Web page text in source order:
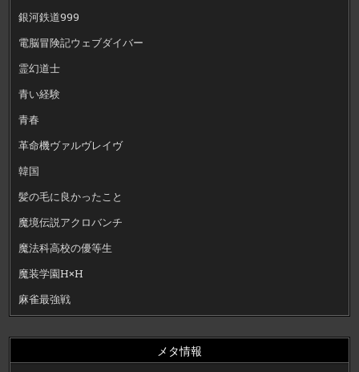
銀河鉄道999
電脳冒険記ウェブダイバー
霊幻道士
青い経験
青春
革命機ヴァルヴレイヴ
韓国
髪の毛に良かったこと
魔境伝説アクロバンチ
魔法科高校の優等生
魔装学園H×H
麻雀最強戦
メタ情報